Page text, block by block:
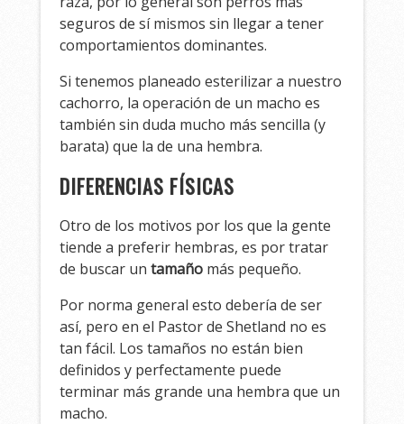
seguros de sí mismos sin llegar a tener
comportamientos dominantes.
Si tenemos planeado esterilizar a nuestro
cachorro, la operación de un macho es
también sin duda mucho más sencilla (y
barata) que la de una hembra.
DIFERENCIAS FÍSICAS
Otro de los motivos por los que la gente
tiende a preferir hembras, es por tratar
de buscar untamaño más pequeño.
Por norma general esto debería de ser
así, pero en el Pastor de Shetland no es
tan fácil. Los tamaños no están bien
definidos y perfectamente puede
terminar más grande una hembra que un
macho.